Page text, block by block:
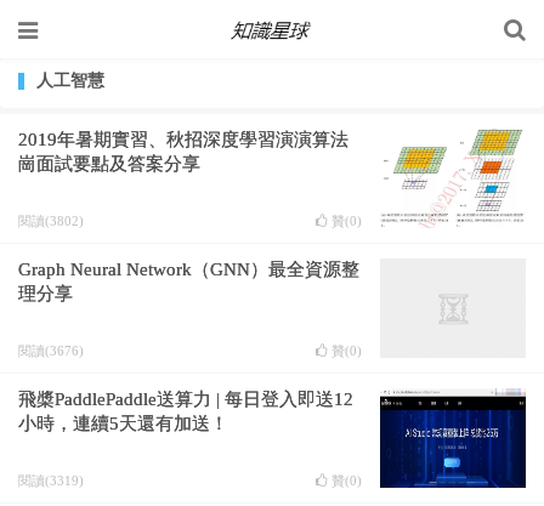
人工智慧
2019年暑期實習、秋招深度學習演演算法
崗面試要點及答案分享
閱讀(3802) 贊(0)
Graph Neural Network（GNN）最全資源整
理分享
閱讀(3676) 贊(0)
飛槳PaddlePaddle送算力 | 每日登入即送12
小時，連續5天還有加送！
閱讀(3319) 贊(0)